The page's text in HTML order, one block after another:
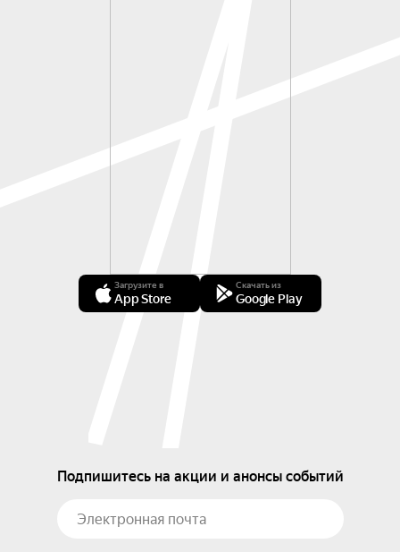
Загрузите в
App Store
Скачать из
Google Play
Подпишитесь на акции и анонсы событий